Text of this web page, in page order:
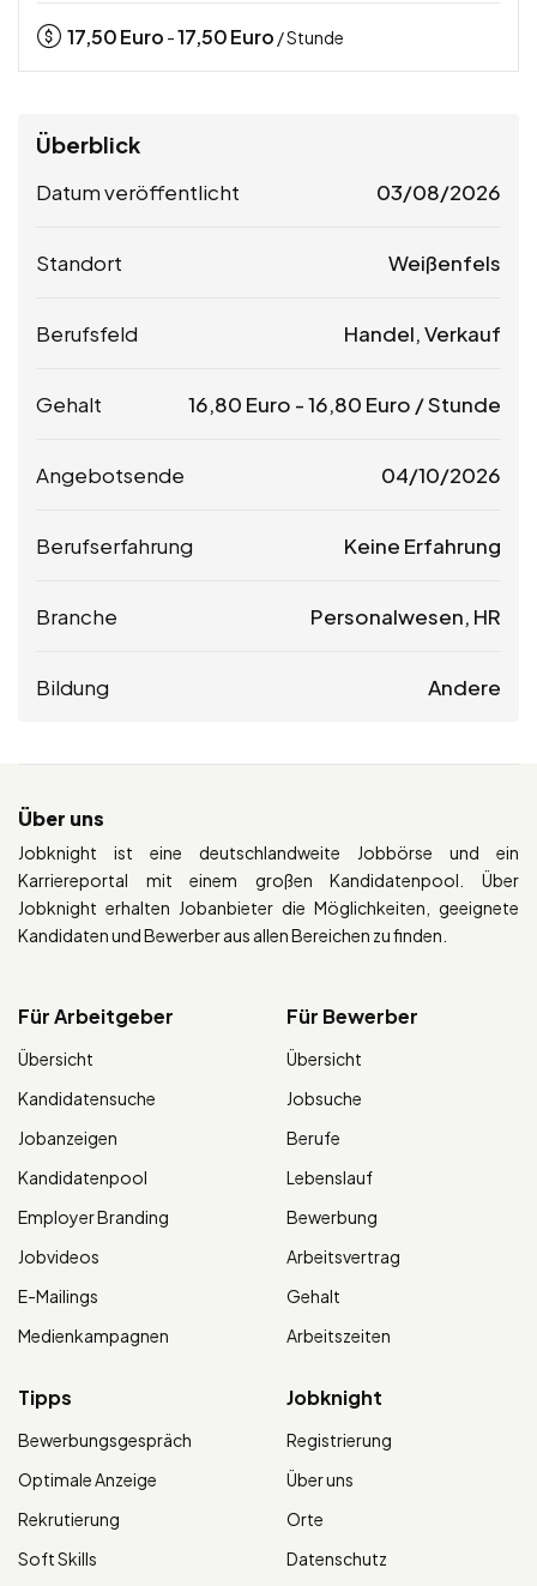
17,50Euro -17,50Euro / Stunde
Überblick
Datum veröffentlicht 03/08/2026
Standort Weißenfels
Berufsfeld Handel, Verkauf
Gehalt 16,80 Euro -16,80 Euro / Stunde
Angebotsende 04/10/2026
Berufserfahrung Keine Erfahrung
Branche Personalwesen, HR
Bildung Andere
Über uns
Jobknight ist eine deutschlandweite Jobbörse und ein
Karriereportal mit einem großen Kandidatenpool. Über
Jobknight erhalten Jobanbieter die Möglichkeiten, geeignete
Kandidaten und Bewerber aus allen Bereichen zu finden.
Für Arbeitgeber
Übersicht
Kandidatensuche
Jobanzeigen
Kandidatenpool
Employer Branding
Jobvideos
E-Mailings
Medienkampagnen
Für Bewerber
Übersicht
Jobsuche
Berufe
Lebenslauf
Bewerbung
Arbeitsvertrag
Gehalt
Arbeitszeiten
Tipps
Bewerbungsgespräch
Optimale Anzeige
Rekrutierung
Soft Skills
Jobknight
Registrierung
Über uns
Orte
Datenschutz